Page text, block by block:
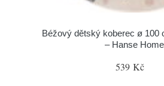
Béžový dětský koberec ø 100
– Hanse Home
539 Kč